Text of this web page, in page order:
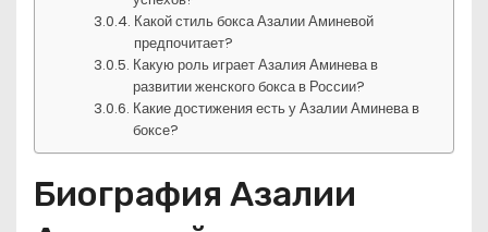
Какой стиль бокса Азалии Аминевой
предпочитает?
Какую роль играет Азалия Аминева в
развитии женского бокса в России?
Какие достижения есть у Азалии Аминева в
боксе?
Биография Азалии